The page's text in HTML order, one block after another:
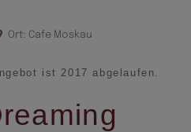
Ort: Cafe Moskau
ist 2017 abgelaufen.